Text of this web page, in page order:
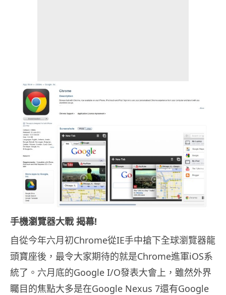
手機瀏覽器大戰 揭幕!
自從今年六月初Chrome從IE手中搶下全球瀏覽器龍
頭寶座後，最令大家期待的就是Chrome進軍iOS系
統了。六月底的Google I/O發表大會上，雖然外界
矚目的焦點大多是在Google Nexus 7還有Google